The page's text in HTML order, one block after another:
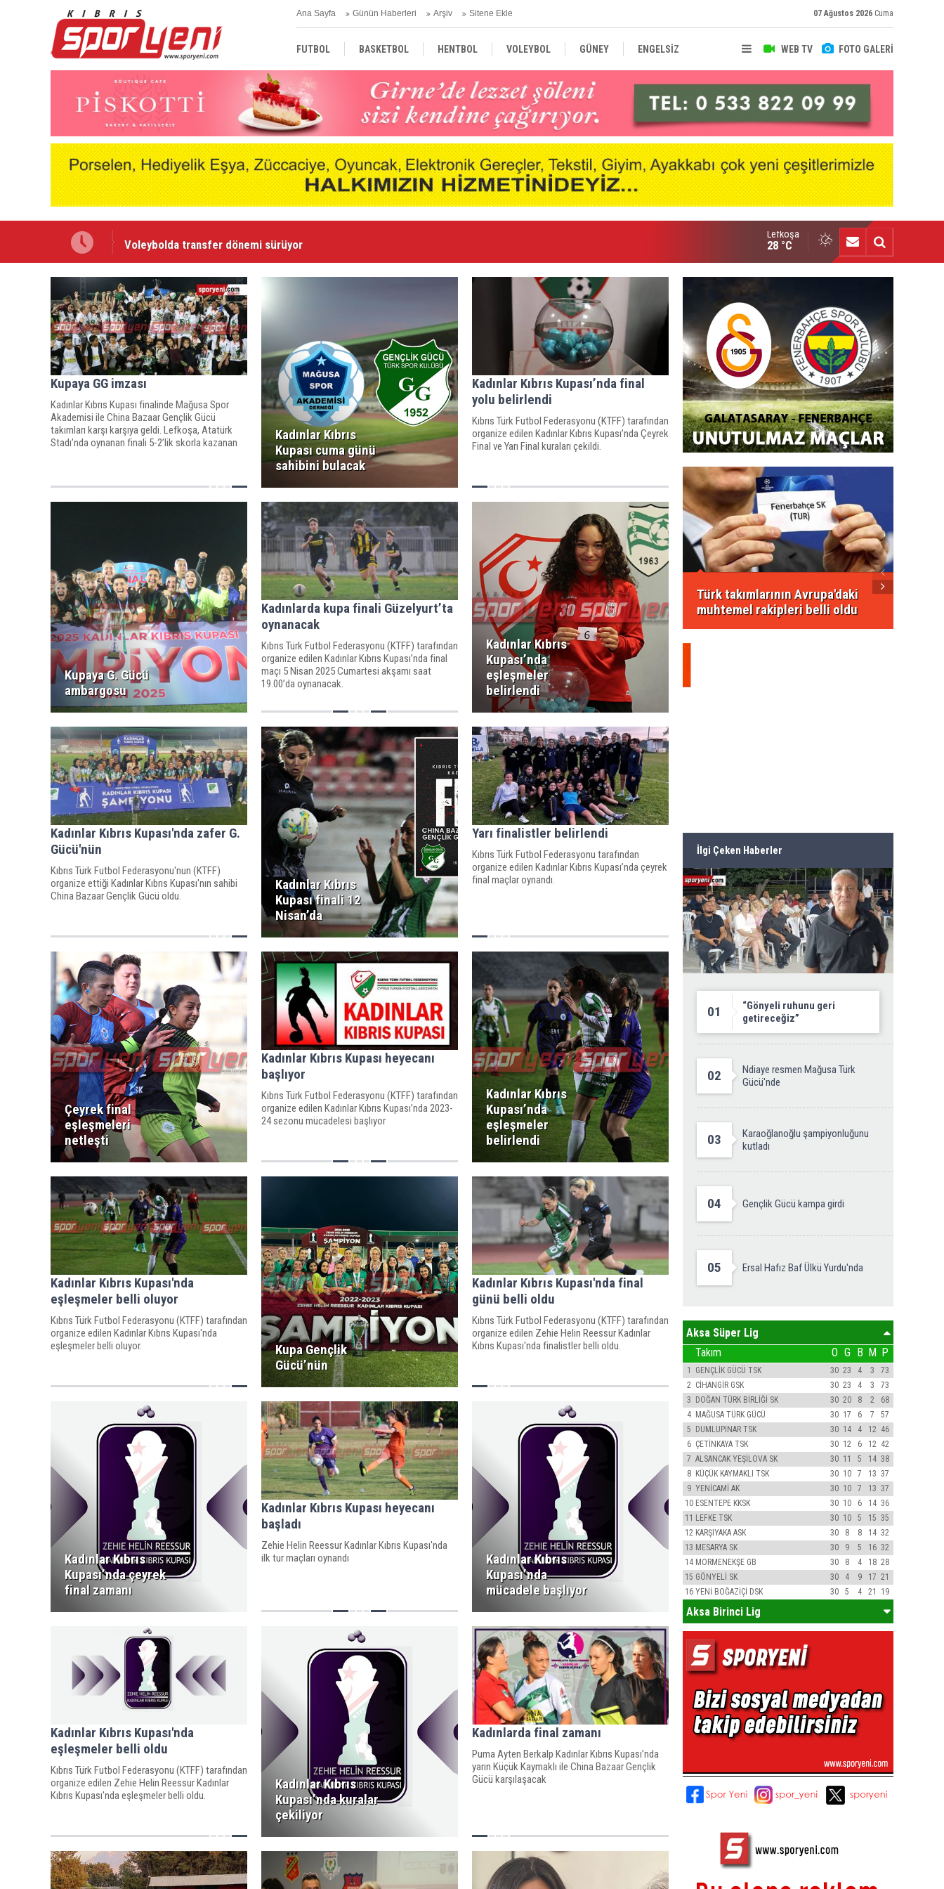
Ana Sayfa Günün Haberleri Arşiv Sitene Ekle 07 Ağustos 2026 Cuma
WEB TV FOTO GALERİ
FUTBOL BASKETBOL HENTBOL VOLEYBOL GÜNEY ENGELSİZ
TÜRKİYE AVRUPA DÜNYA
Voleybolda transfer dönemi sürüyor
Lefkoşa
28 °C
Kupaya GG imzası
Kadınlar Kıbrıs Kupası finalinde Mağusa Spor
Akademisi ile China Bazaar Gençlik Gücü
takımları karşı karşıya geldi. Lefkoşa, Atatürk
Stadı’nda oynanan finali 5-2’lik skorla kazanan
Kadınlar Kıbrıs
Kupası cuma günü
sahibini bulacak
Kadınlar Kıbrıs Kupası’nda final
yolu belirlendi
Kıbrıs Türk Futbol Federasyonu (KTFF) tarafından
organize edilen Kadınlar Kıbrıs Kupası’nda Çeyrek
Final ve Yarı Final kuraları çekildi.
Kupaya G. Gücü
ambargosu
Kadınlarda kupa finali Güzelyurt’ta
oynanacak
Kıbrıs Türk Futbol Federasyonu (KTFF) tarafından
organize edilen Kadınlar Kıbrıs Kupası’nda final
maçı 5 Nisan 2025 Cumartesi akşamı saat
19.00’da oynanacak.
Kadınlar Kıbrıs
Kupası’nda
eşleşmeler
belirlendi
Kadınlar Kıbrıs Kupası'nda zafer G.
Gücü'nün
Kıbrıs Türk Futbol Federasyonu'nun (KTFF)
organize ettiği Kadınlar Kıbrıs Kupası'nın sahibi
China Bazaar Gençlik Gücü oldu.
Kadınlar Kıbrıs
Kupası finali 12
Nisan’da
Yarı finalistler belirlendi
Kıbrıs Türk Futbol Federasyonu tarafından
organize edilen Kadınlar Kıbrıs Kupası’nda çeyrek
final maçlar oynandı.
Çeyrek final
eşleşmeleri
netleşti
Kadınlar Kıbrıs Kupası heyecanı
başlıyor
Kıbrıs Türk Futbol Federasyonu (KTFF) tarafından
organize edilen Kadınlar Kıbrıs Kupası’nda 2023-
24 sezonu mücadelesi başlıyor
Kadınlar Kıbrıs
Kupası’nda
eşleşmeler
belirlendi
Kadınlar Kıbrıs Kupası'nda
eşleşmeler belli oluyor
Kıbrıs Türk Futbol Federasyonu (KTFF) tarafından
organize edilen Kadınlar Kıbrıs Kupası'nda
eşleşmeler belli oluyor.
Kupa Gençlik
Gücü’nün
Kadınlar Kıbrıs Kupası'nda final
günü belli oldu
Kıbrıs Türk Futbol Federasyonu (KTFF) tarafından
organize edilen Zehie Helin Reessur Kadınlar
Kıbrıs Kupası'nda finalistler belli oldu.
Kadınlar Kıbrıs
Kupası’nda çeyrek
final zamanı
Kadınlar Kıbrıs Kupası heyecanı
başladı
Zehie Helin Reessur Kadınlar Kıbrıs Kupası'nda
ilk tur maçları oynandı
Kadınlar Kıbrıs
Kupası’nda
mücadele başlıyor
Kadınlar Kıbrıs Kupası'nda
eşleşmeler belli oldu
Kıbrıs Türk Futbol Federasyonu (KTFF) tarafından
organize edilen Zehie Helin Reessur Kadınlar
Kıbrıs Kupası'nda eşleşmeler belli oldu.
Kadınlar Kıbrıs
Kupası’nda kuralar
çekiliyor
Kadınlarda final zamanı
Puma Ayten Berkalp Kadınlar Kıbrıs Kupası’nda
yarın Küçük Kaymaklı ile China Bazaar Gençlik
Gücü karşılaşacak
Türk takımlarının Avrupa'daki
muhtemel rakipleri belli oldu
İlgi Çeken Haberler
01
“Gönyeli ruhunu geri
getireceğiz”
02
Ndiaye resmen Mağusa Türk
Gücü'nde
03
Karaoğlanoğlu şampiyonluğunu
kutladı
04 Gençlik Gücü kampa girdi
05 Ersal Hafız Baf Ülkü Yurdu'nda
Aksa Süper Lig
S
Takım O G B M P
1 GENÇLİK GÜCÜ TSK 30 23 4 3
73
2 CİHANGİR GSK 30 23 4 3
73
3 DOĞAN TÜRK BİRLİĞİ SK 30 20 8 2
68
4 MAĞUSA TÜRK GÜCÜ 30 17 6 7
57
5 DUMLUPINAR TSK 30 14 4 12 46
6 ÇETİNKAYA TSK 30 12 6 12 42
7 ALSANCAK YEŞİLOVA SK 30 11 5 14 38
8 KÜÇÜK KAYMAKLI TSK 30 10 7 13 37
9 YENİCAMİ AK 30 10 7 13 37
10 ESENTEPE KKSK 30 10 6 14 36
11 LEFKE TSK 30 10 5 15 35
12 KARŞIYAKA ASK 30 8 8 14 32
13 MESARYA SK 30 9 5 16 32
14 MORMENEKŞE GB 30 8 4 18 28
15 GÖNYELİ SK 30 4 9 17 21
16 YENİ BOĞAZİÇİ DSK 30 5 4 21 19
Aksa Birinci Lig